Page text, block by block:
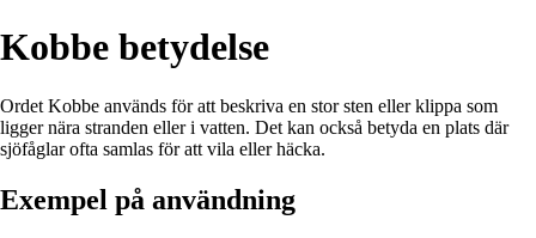
Kobbe betydelse
Ordet Kobbe används för att beskriva en stor sten eller klippa som
ligger nära stranden eller i vatten. Det kan också betyda en plats där
sjöfåglar ofta samlas för att vila eller häcka.
Exempel på användning